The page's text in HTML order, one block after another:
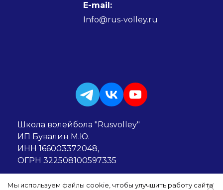
E-mail:
Info@rus-volley.ru
Школа волейбола "Rusvolley"
ИП Бувалин М.Ю.
ИНН 166003372048,
ОГРН 322508100597335
Мы используем файлы cookie, чтобы улучшить работу сайта